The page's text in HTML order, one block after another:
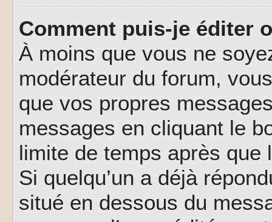
Comment puis-je éditer
À moins que vous ne
modérateur du forum,
que vos propres
messages en cliquant le
limite de temps après
Si quelqu’un a déjà
situé en dessous du